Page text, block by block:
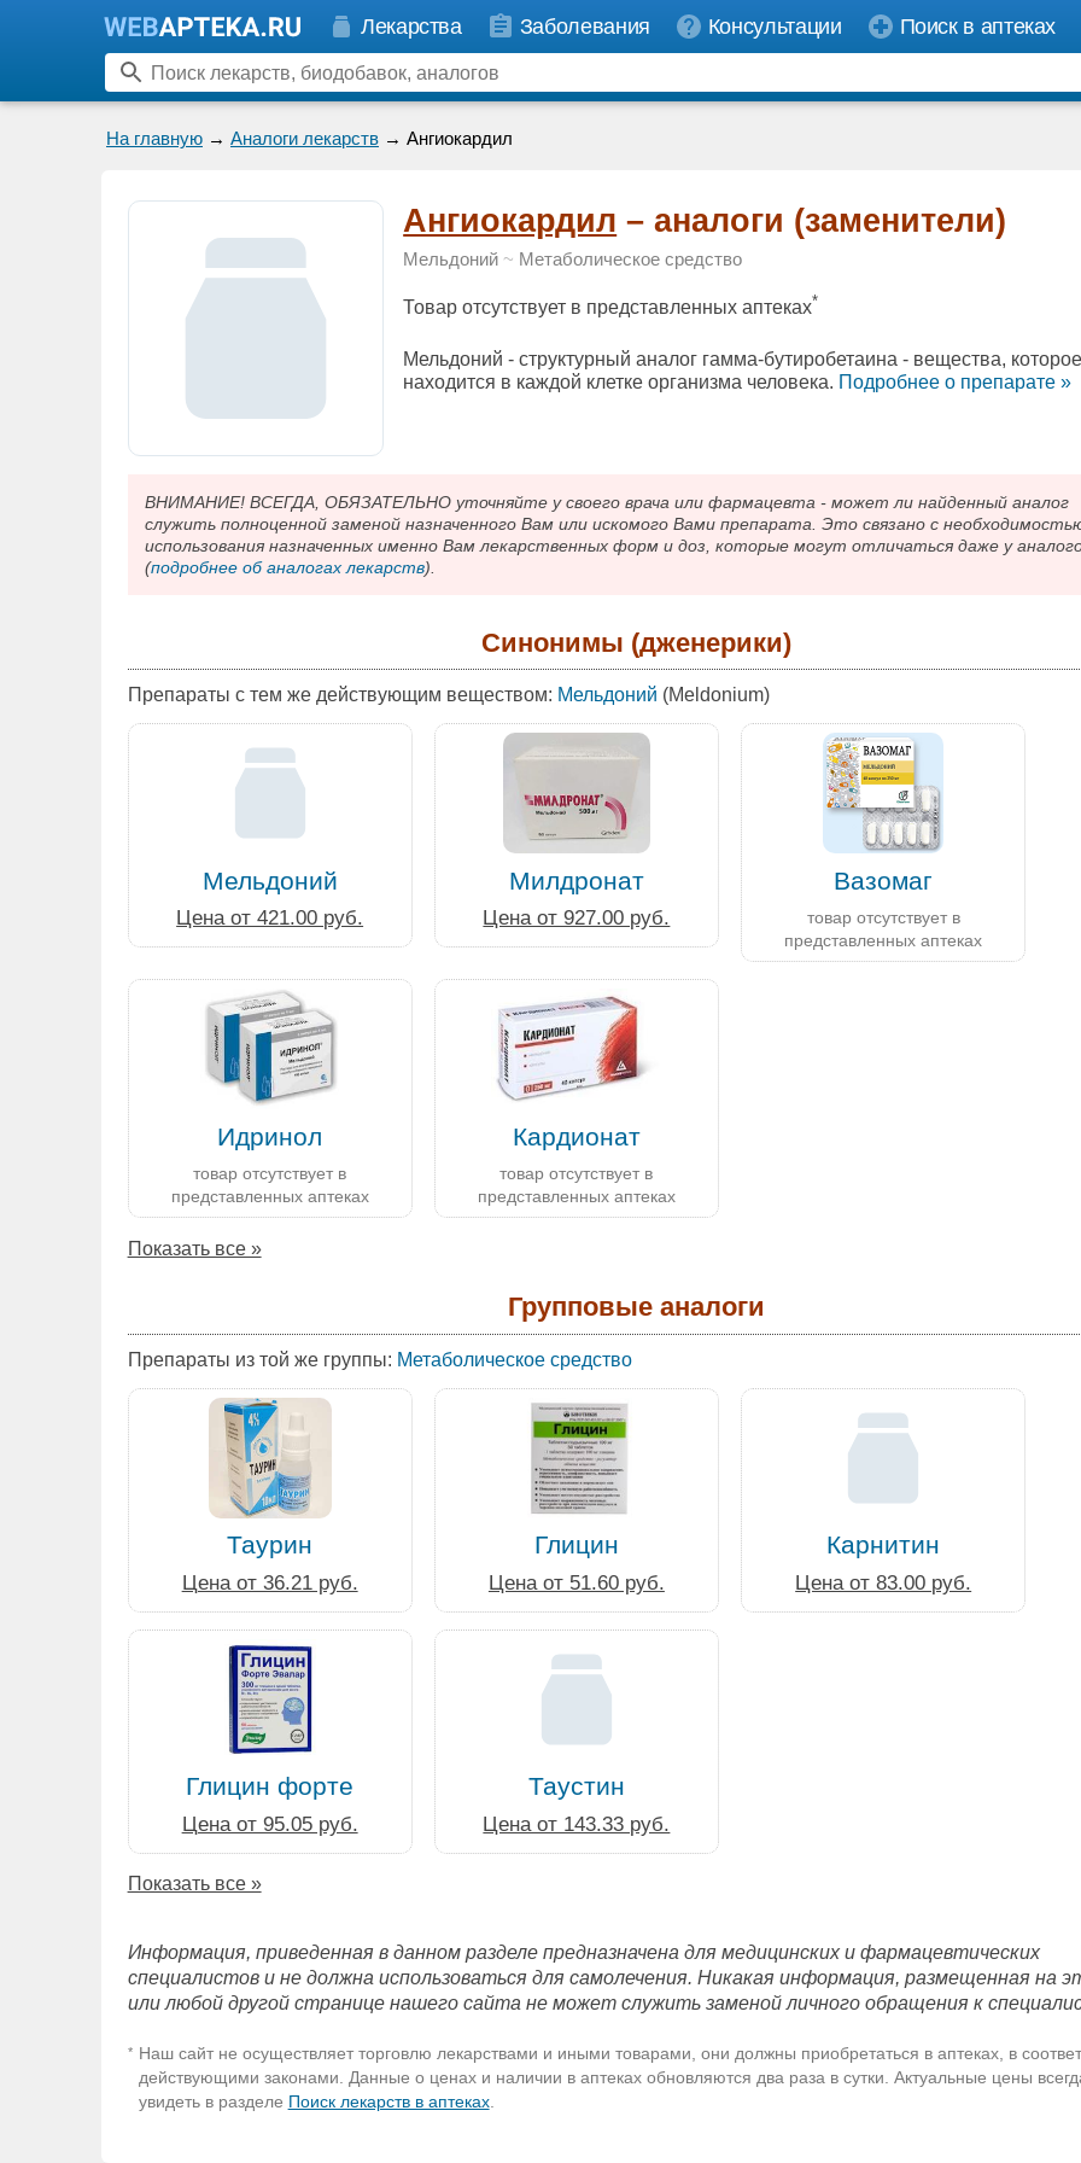
Лекарства Заболевания Консультации Поиск в аптеках
На главную → Аналоги лекарств → Ангиокардил
Ангиокардил – аналоги (заменители)
Мельдоний ~ Метаболическое средство
Товар отсутствует в представленных аптеках*
Мельдоний - структурный аналог гамма-бутиробетаина - вещества,
находится в каждой клетке организма человека. Подробнee о препарате »
ВНИМАНИЕ! ВСЕГДА, ОБЯЗАТЕЛЬНО уточняйте у своего врача или фармацевта - может ли найденный аналог
служить полноценной заменой назначенного Вам или искомого Вами препарата. Это связано с
использования назначенных именно Вам лекарственных форм и доз, которые могут отличаться даже у
(подробнее об аналогах лекарств).
Синонимы (дженерики)
Препараты с тем же действующим веществом: Мельдоний (Meldonium)
Мельдоний
Цена от 421.00 руб.
Милдронат
Цена от 927.00 руб.
Вазомаг
товар отсутствует в
представленных аптеках
Идринол
товар отсутствует в
представленных аптеках
Кардионат
товар отсутствует в
представленных аптеках
Показать все »
Групповые аналоги
Препараты из той же группы: Метаболическое средство
Таурин
Цена от 36.21 руб.
Глицин
Цена от 51.60 руб.
Карнитин
Цена от 83.00 руб.
Глицин форте
Цена от 95.05 руб.
Таустин
Цена от 143.33 руб.
Показать все »
Информация, приведенная в данном разделе предназначена для медицинских и фармацевтических
специалистов и не должна использоваться для самолечения. Никакая информация, размещенная на
или любой другой странице нашего сайта не может служить заменой личного обращения к
* Наш сайт не осуществляет торговлю лекарствами и иными товарами, они должны приобретаться в аптеках, в
действующими законами. Данные о ценах и наличии в аптеках обновляются два раза в сутки. Актуальные цены
увидеть в разделе Поиск лекарств в аптеках.